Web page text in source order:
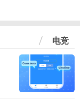
电竞